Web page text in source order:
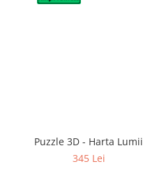
Puzzle 3D - Harta Lumii
345 Lei